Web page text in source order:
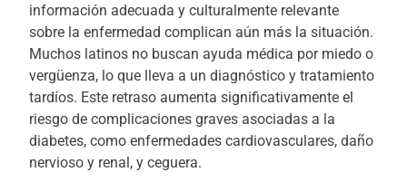
información adecuada y culturalmente relevante
sobre la enfermedad complican aún más la situación.
Muchos latinos no buscan ayuda médica por miedo o
vergüenza, lo que lleva a un diagnóstico y tratamiento
tardíos. Este retraso aumenta significativamente el
riesgo de complicaciones graves asociadas a la
diabetes, como enfermedades cardiovasculares, daño
nervioso y renal, y ceguera.